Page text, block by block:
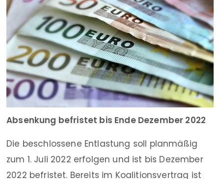
Absenkung befristet bis Ende Dezember 2022
Die beschlossene Entlastung soll planmäßig
zum 1. Juli 2022 erfolgen und ist bis Dezember
2022 befristet. Bereits im Koalitionsvertrag ist